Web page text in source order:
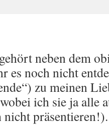
neben dem
es noch nicht
zu meinen
ich sie ja alle
präsentieren!).